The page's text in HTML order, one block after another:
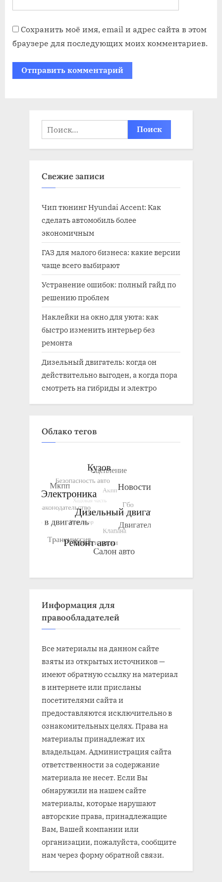
Сохранить моё имя, email и адрес сайта в этом
браузере для последующих моих комментариев.
Найти:
Свежие записи
Чип тюнинг Hyundai Accent: Как
сделать автомобиль более
экономичным
ГАЗ для малого бизнеса: какие версии
чаще всего выбирают
Устранение ошибок: полный гайд по
решению проблем
Наклейки на окно для уюта: как
быстро изменить интерьер без
ремонта
Дизельный двигатель: когда он
действительно выгоден, а когда пора
смотреть на гибриды и электро
Облако тегов
Информация для
правообладателей
Все материалы на данном сайте
взяты из открытых источников —
имеют обратную ссылку на материал
в интернете или присланы
посетителями сайта и
предоставляются исключительно в
ознакомительных целях. Права на
материалы принадлежат их
владельцам. Администрация сайта
ответственности за содержание
материала не несет. Если Вы
обнаружили на нашем сайте
материалы, которые нарушают
авторские права, принадлежащие
Вам, Вашей компании или
организации, пожалуйста, сообщите
нам через форму обратной связи.